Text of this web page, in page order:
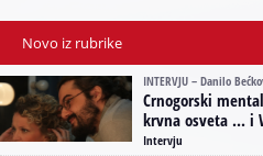
Novo iz rubrike
INTERVJU – Danilo
Crnogorski
krvna osveta ... i
Intervju